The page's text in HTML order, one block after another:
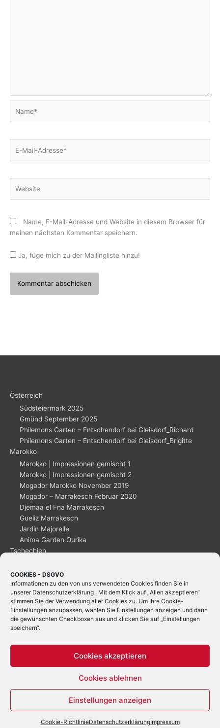
COOKIES - DSGVO
Informationen zu den von uns verwendeten Cookies finden Sie in
unserer Datenschutzerklärung . Mit dem Klick auf „Allen akzeptieren“
stimmen Sie der Verwendung aller Cookies zu. Um Ihre Cookie-
Einstellungen anzupassen, wählen Sie Einstellungen anzeigen und dann
die gewünschten Checkboxen aus und klicken Sie auf „Einstellungen
speichern“.
Cookies akzeptieren
Cookies ablehnen
Einstellungen anzeigen
Cookie-RichtlinieDatenschutzerklärungImpressum
Mail-
Name, E-Mail-Adresse und Website in diesem Browser für
meinen nächsten Kommentar speichern.
Ja, füge mich zu der Mailingliste hinzu!
Österreich
Südsteiermark 2025
Gmünd September 2025
Philemons Garten – Entschendorf bei Gleisdorf_Richard
Philemons Garten – Entschendorf bei Gleisdorf_Brigitte
Marokko
Marokko | Impressionen gemischt 1
Marokko | Impressionen gemischt 2
Mogador Marokko November 2019
Mogador – Marrakesch Februar 2020
Djemaa el Fna Marrakesch
Gueliz Marrakesch
Jardin Majorelle
Anima Garden Ourika
Tschechien
Dänemark
Kopenhagen
Impressum
Datenschutzerklärung